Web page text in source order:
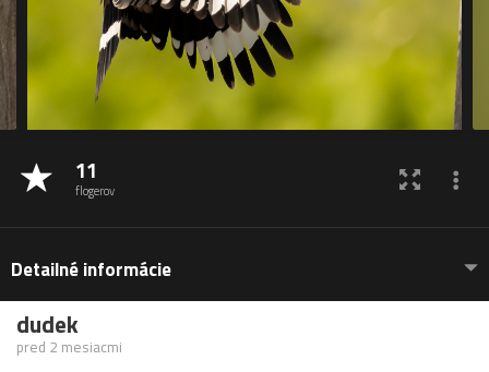
11
flogerov
Detailné informácie
dudek
pred 2 mesiacmi